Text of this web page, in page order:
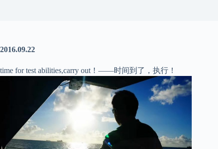
2016.09.22
time for test abilities,carry out！——时间到了，执行！